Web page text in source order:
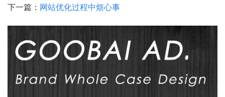
下一篇： 网站优化过程中烦心事